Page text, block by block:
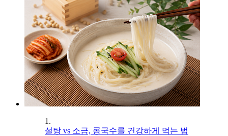
1.
설탕 vs 소금, 콩국수를 건강하게 먹는 법